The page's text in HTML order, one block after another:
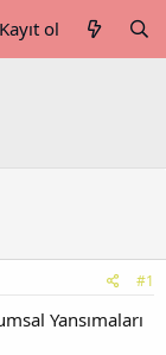
Kayıt ol
#1
Yansımaları